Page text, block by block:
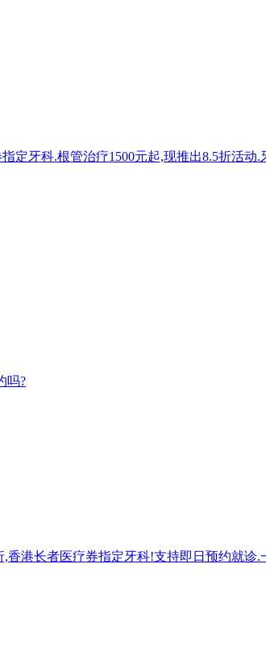
定牙科.根管治疗1500元起,现推出8.5折活
吗?
,香港长者医疗券指定牙科!支持即日预约就